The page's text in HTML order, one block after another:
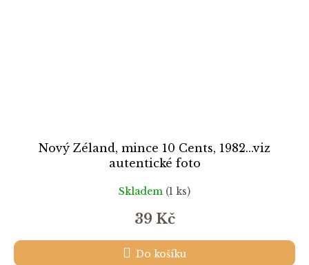
Nový Zéland, mince 10 Cents, 1982...viz
autentické foto
Skladem (1 ks)
39 Kč
Do košíku